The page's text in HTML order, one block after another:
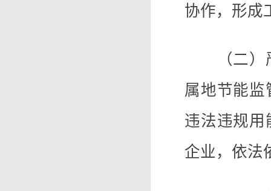
协作，形成
（二）严
属地节能
违法违规用
企业，依法